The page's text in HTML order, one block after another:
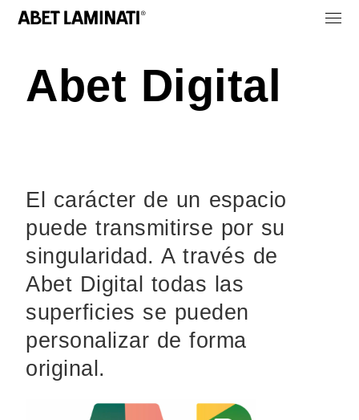
Abet Digital
El carácter de un espacio
puede transmitirse por su
singularidad. A través de
Abet Digital todas las
superficies se pueden
personalizar de forma
original.